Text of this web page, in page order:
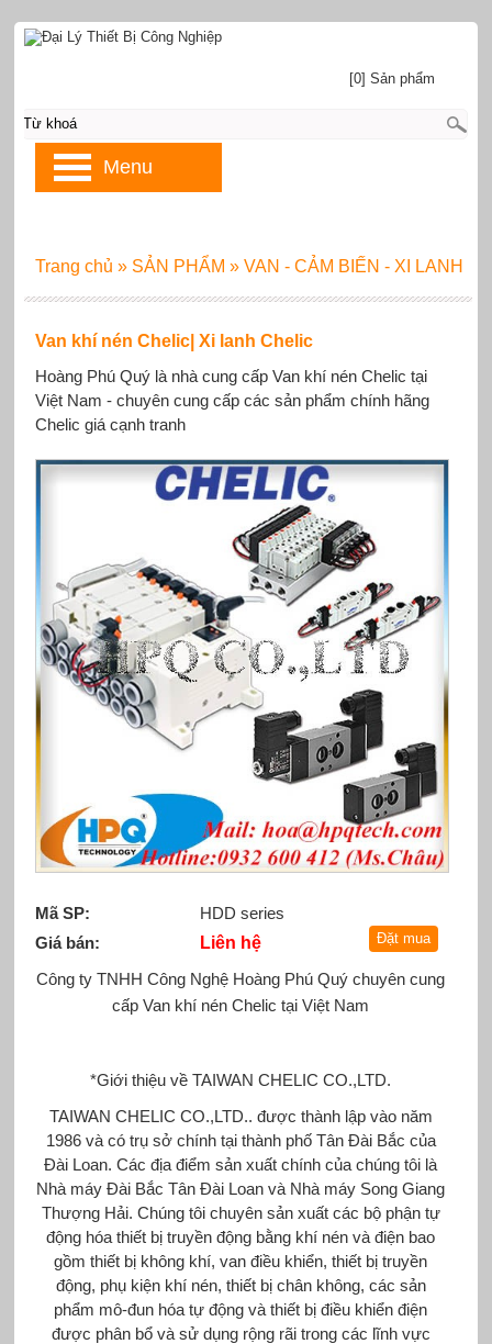
Van khí nén Chelic| Xi lanh Chelic
Hoàng Phú Quý là nhà cung cấp Van khí nén Chelic tại
Việt Nam - chuyên cung cấp các sản phẩm chính hãng
Chelic giá cạnh tranh
Mã SP:
HDD series
Giá bán:
Liên hệ
Công ty TNHH Công Nghệ Hoàng Phú Quý chuyên cung
cấpVan khí nén Chelic tại Việt Nam
*Giới thiệu về TAIWANCHELIC CO.,LTD.
TAIWAN CHELIC CO.,LTD.. được thành lập vào năm
1986 và có trụ sở chính tại thành phố Tân Đài Bắc của
Đài Loan. Các địa điểm sản xuất chính của chúng tôi là
Nhà máy Đài Bắc Tân Đài Loan và Nhà máy Song Giang
Thượng Hải. Chúng tôi chuyên sản xuất các bộ phận tự
động hóa thiết bị truyền động bằng khí nén và điện bao
gồm thiết bị không khí, van điều khiển, thiết bị truyền
động, phụ kiện khí nén, thiết bị chân không, các sản
phẩm mô-đun hóa tự động và thiết bị điều khiển điện
được phân bổ và sử dụng rộng rãi trong các lĩnh vực
Trang chủ » SẢN PHẨM » VAN - CẢM BIẾN - XI LANH
[0] Sản phẩm
Menu